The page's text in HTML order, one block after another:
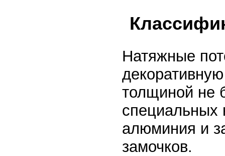
Натяжные
толщиной не
специальных
алюминия и
замочков.